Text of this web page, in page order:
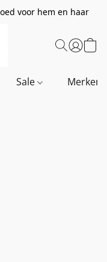
voor hem en haar
Sale Merken